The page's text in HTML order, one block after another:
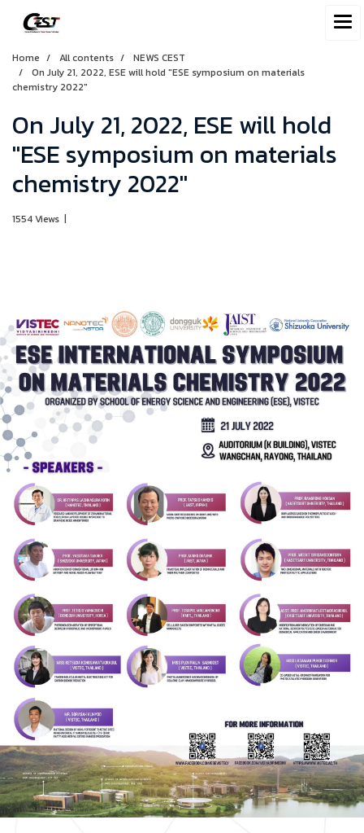
Home All contents
NEWS CEST
On July 21, 2022, ESE will hold "ESE symposium on materials
chemistry 2022"
On July 21, 2022, ESE will hold
"ESE symposium on materials
chemistry 2022"
1554 Views |